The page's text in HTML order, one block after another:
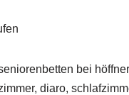
bei
diaro,